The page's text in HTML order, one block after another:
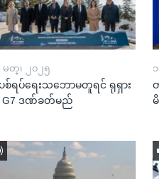
မတ္၊ ၂၀၂၅
စ်ရပ်ရေးသဘောမတူရင် ရုရှား
ဒဏ်ခတ်မည်